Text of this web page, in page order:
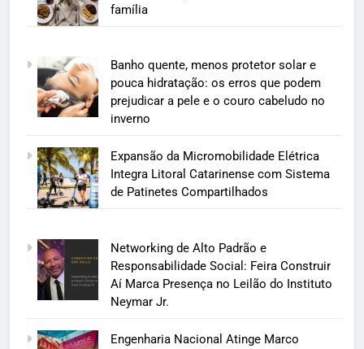
família
Banho quente, menos protetor solar e
pouca hidratação: os erros que podem
prejudicar a pele e o couro cabeludo no
inverno
Expansão da Micromobilidade Elétrica
Integra Litoral Catarinense com Sistema
de Patinetes Compartilhados
Networking de Alto Padrão e
Responsabilidade Social: Feira Construir
Aí Marca Presença no Leilão do Instituto
Neymar Jr.
Engenharia Nacional Atinge Marco